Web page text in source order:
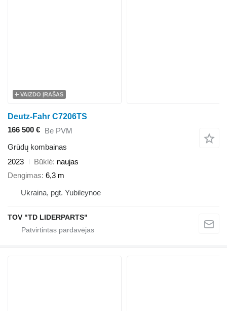
VAIZDO ĮRAŠAS
Deutz-Fahr C7206TS
166 500 € Be PVM
Grūdų kombainas
2023
Būklė naujas
Dengimas 6,3 m
Ukraina, pgt. Yubileynoe
TOV "TD LIDERPARTS"